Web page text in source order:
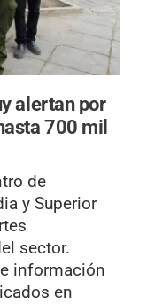
alertan por
700 mil
de
y Superior
sector.
información
en